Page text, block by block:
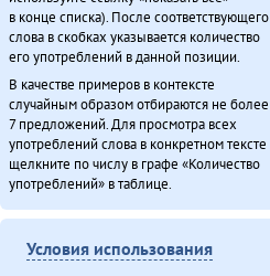
в конце списка). После соответствующего
слова в скобках указывается количество
его употреблений в данной позиции.
В качестве примеров в контексте
случайным образом отбираются не более
7 предложений. Для просмотра всех
употреблений слова в конкретном тексте
щелкните по числу в графе «Количество
употреблений» в таблице.
Условия использования